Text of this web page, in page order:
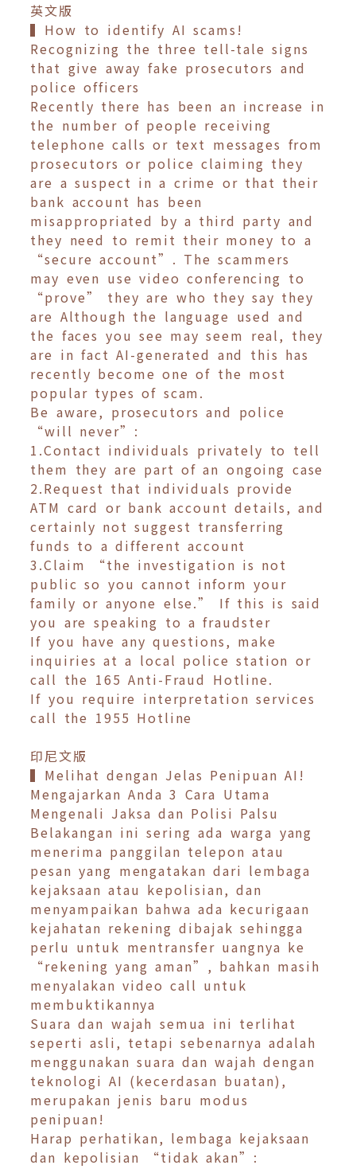
英文版
▍How to identify AI scams!
Recognizing the three tell-tale signs
that give away fake prosecutors and
police officers
Recently there has been an increase in
the number of people receiving
telephone calls or text messages from
prosecutors or police claiming they
are a suspect in a crime or that their
bank account has been
misappropriated by a third party and
they need to remit their money to a
“secure account”. The scammers
may even use video conferencing to
“prove” they are who they say they
are Although the language used and
the faces you see may seem real, they
are in fact AI-generated and this has
recently become one of the most
popular types of scam.
Be aware, prosecutors and police
“will never”:
1.Contact individuals privately to tell
them they are part of an ongoing case
2.Request that individuals provide
ATM card or bank account details, and
certainly not suggest transferring
funds to a different account
3.Claim “the investigation is not
public so you cannot inform your
family or anyone else.” If this is said
you are speaking to a fraudster
If you have any questions, make
inquiries at a local police station or
call the 165 Anti-Fraud Hotline.
If you require interpretation services
call the 1955 Hotline
印尼文版
▍Melihat dengan Jelas Penipuan AI!
Mengajarkan Anda 3 Cara Utama
Mengenali Jaksa dan Polisi Palsu
Belakangan ini sering ada warga yang
menerima panggilan telepon atau
pesan yang mengatakan dari lembaga
kejaksaan atau kepolisian, dan
menyampaikan bahwa ada kecurigaan
kejahatan rekening dibajak sehingga
perlu untuk mentransfer uangnya ke
“rekening yang aman”, bahkan masih
menyalakan video call untuk
membuktikannya
Suara dan wajah semua ini terlihat
seperti asli, tetapi sebenarnya adalah
menggunakan suara dan wajah dengan
teknologi AI (kecerdasan buatan),
merupakan jenis baru modus
penipuan!
Harap perhatikan, lembaga kejaksaan
dan kepolisian “tidak akan”: